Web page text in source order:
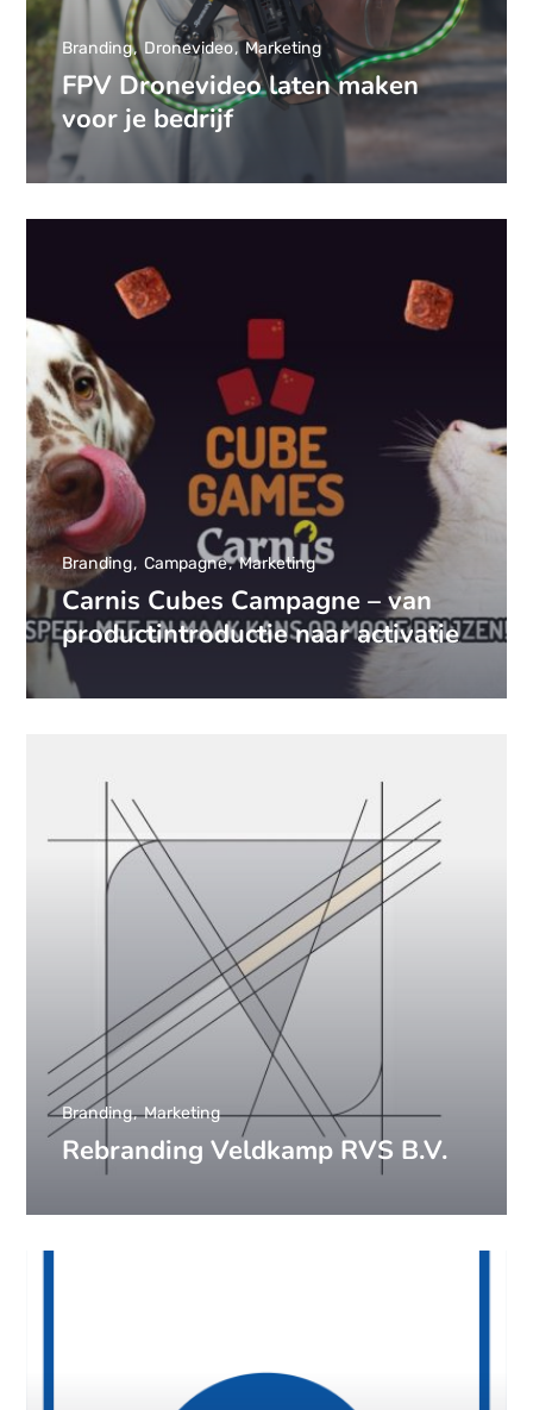
FPV Dronevideo laten maken
voor je bedrijf
Branding Dronevideo Marketing
Carnis Cubes Campagne – van
productintroductie naar activatie
Branding Campagne Marketing
Rebranding Veldkamp RVS B.V.
Branding Marketing